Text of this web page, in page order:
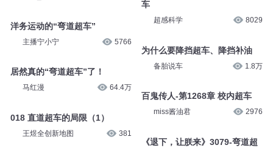
洋务运动的“弯道超车”
主播宁小宁 5766
居然真的“弯道超车”了！
马红漫 64.4万
018 直道超车的局限（1）
王煜全创新地图 381
车
超感科学 8029
为什么要降挡超车、降挡补油
备胎说车 1.8万
百鬼传人-第1268章 校内超车
miss酱油君 2976
《退下，让朕来》3079-弯道超